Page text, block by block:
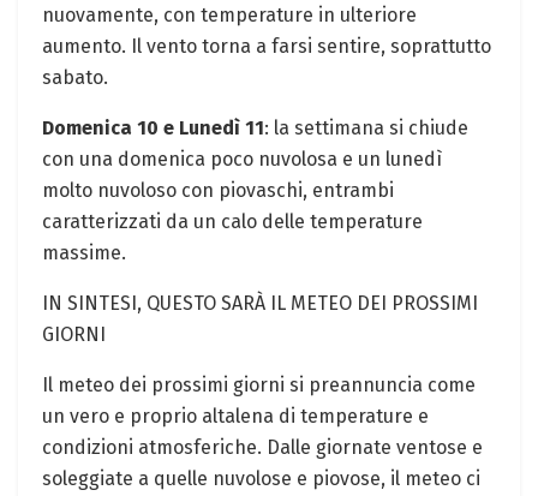
nuovamente, con temperature in ulteriore
aumento. Il vento torna a farsi sentire, soprattutto
sabato.
Domenica 10 e Lunedì 11: la settimana si chiude
con una domenica poco nuvolosa e un lunedì
molto nuvoloso con piovaschi, entrambi
caratterizzati da un calo delle temperature
massime.
IN SINTESI, QUESTO SARÀ IL METEO DEI PROSSIMI
GIORNI
Il meteo dei prossimi giorni si preannuncia come
un vero e proprio altalena di temperature e
condizioni atmosferiche. Dalle giornate ventose e
soleggiate a quelle nuvolose e piovose, il meteo ci